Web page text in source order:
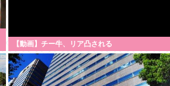
【動画】チー牛、リア凸される